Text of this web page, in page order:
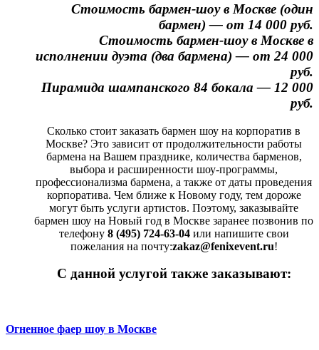
Стоимость бармен-шоу в Москве (один
бармен) — от 14 000 руб.
Стоимость бармен-шоу в Москве в
исполнении дуэта (два бармена) — от 24 000
руб.
Пирамида шампанского 84 бокала — 12 000
руб.
Сколько стоит заказать бармен шоу на корпоратив в
Москве? Это зависит от продолжительности работы
бармена на Вашем празднике, количества барменов,
выбора и расширенности шоу-программы,
профессионализма бармена, а также от даты проведения
корпоратива. Чем ближе к Новому году, тем дороже
могут быть услуги артистов. Поэтому, заказывайте
бармен шоу на Новый год в Москве заранее позвонив по
телефону 8 (495) 724-63-04или напишите свои
пожелания на почту:zakaz@fenixevent.ru!
С данной услугой также заказывают:
Огненное фаер шоу в Москве